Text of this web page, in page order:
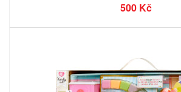
500 Kč